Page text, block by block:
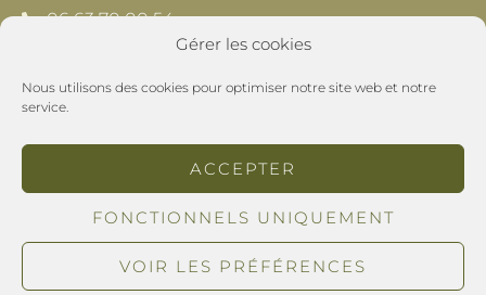
Gérer les cookies
Nous utilisons des cookies pour optimiser notre site web et notre
service.
ACCEPTER
FONCTIONNELS UNIQUEMENT
VOIR LES PRÉFÉRENCES
06 63 70 00 54
contact@lescheminsdeprovence.com
Les Chemins de Provence
195 Chemin du Grand Pré
26800 Montoison
POLITIQUE DE CONFIDENTIALITÉ